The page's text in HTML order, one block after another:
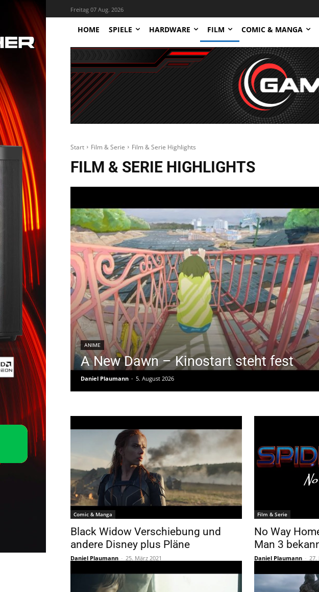
Freitag 07 Aug. 2026
HOME SPIELE HARDWARE FILM COMIC & MANGA
Start Film & Serie Film & Serie Highlights
FILM & SERIE HIGHLIGHTS
ANIME
A New Dawn – Kinostart steht fest
Daniel Plaumann - 5. August 2026
Comic & Manga
Black Widow Verschiebung und
andere Disney plus Pläne
Daniel Plaumann - 25. März 2021
Film & Serie
No Way
Man 3
Daniel Plaumann - 27.